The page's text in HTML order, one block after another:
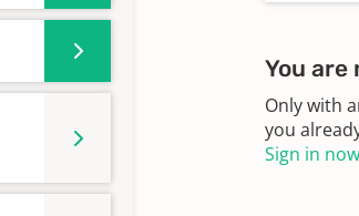
You are
Only with
you
Sign in now